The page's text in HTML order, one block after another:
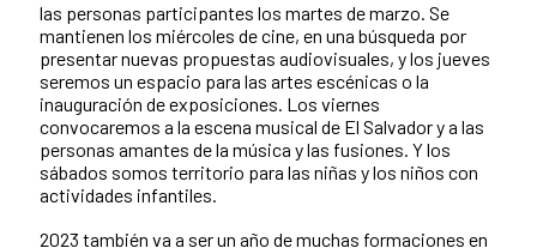
las personas participantes los martes de marzo. Se
mantienen los miércoles de cine, en una búsqueda por
presentar nuevas propuestas audiovisuales, y los jueves
seremos un espacio para las artes escénicas o la
inauguración de exposiciones. Los viernes
convocaremos a la escena musical de El Salvador y a las
personas amantes de la música y las fusiones. Y los
sábados somos territorio para las niñas y los niños con
actividades infantiles.
2023 también va a ser un año de muchas formaciones en